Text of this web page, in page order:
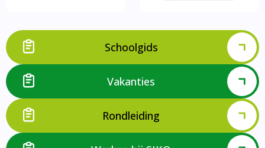
Schoolgids
Vakanties
Rondleiding